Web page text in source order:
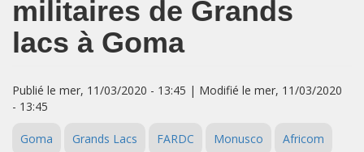
militaires de Grands
lacs à Goma
Publié le mer, 11/03/2020 - 13:45 | Modifié le mer, 11/03/2020
- 13:45
Goma Grands Lacs FARDC Monusco Africom